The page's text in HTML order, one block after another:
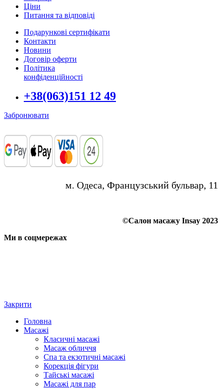
Ціни
Питання та відповіді
Подарункові сертифікати
Контакти
Новини
Договір оферти
Політика
конфіденційності
+38(063)151 12 49
Забронювати
м. Одеса, Французський бульвар, 11
©Салон масажу Insay 2023
Ми в соцмережах
Закрити
Головна
Масажі
Класичні масажі
Масаж обличчя
Спа та екзотичні масажі
Корекція фігури
Тайські масажі
Масажі для пар